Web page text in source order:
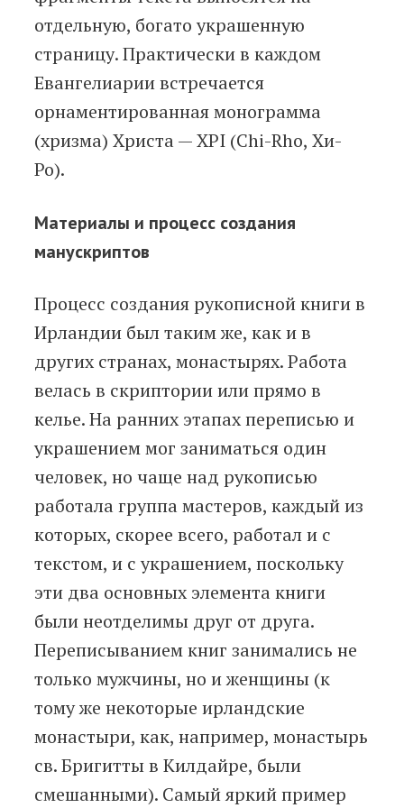
отдельную, богато украшенную
страницу. Практически в каждом
Евангелиарии встречается
орнаментированная монограмма
(хризма) Христа — XPI (Chi-Rho, Хи-
Ро).
Материалы и процесс создания
манускриптов
Процесс создания рукописной книги в
Ирландии был таким же, как и в
других странах, монастырях. Работа
велась в скриптории или прямо в
келье. На ранних этапах переписью и
украшением мог заниматься один
человек, но чаще над рукописью
работала группа мастеров, каждый из
которых, скорее всего, работал и с
текстом, и с украшением, поскольку
эти два основных элемента книги
были неотделимы друг от друга.
Переписыванием книг занимались не
только мужчины, но и женщины (к
тому же некоторые ирландские
монастыри, как, например, монастырь
св. Бригитты в Килдайре, были
смешанными). Самый яркий пример